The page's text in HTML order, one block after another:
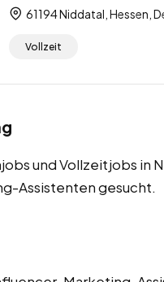
61194 Niddatal, Hessen,
Vollzeit
und Vollzeitjobs in
Assistenten gesucht.